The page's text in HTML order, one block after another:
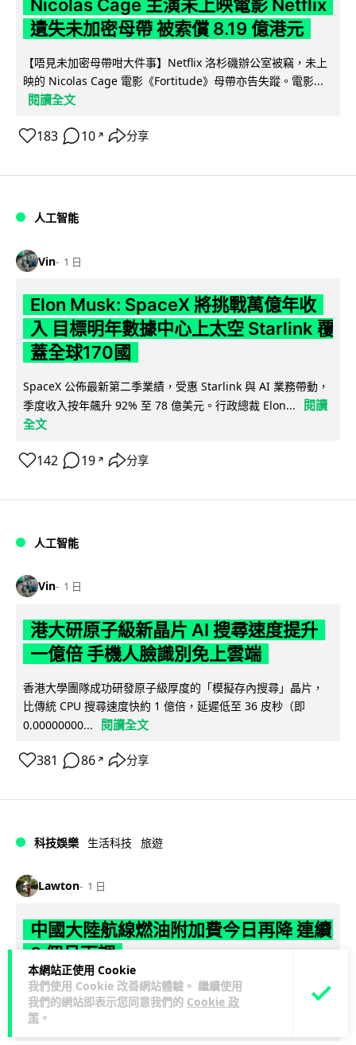
本網站正使用 Cookie
我們使用 Cookie 改善網站體驗。 繼續使用
我們的網站即表示您同意我們的 Cookie 政
策 。
Nicolas Cage 主演未上映電影 Netflix
遺失未加密母帶 被索償 8.19 億港元
【唔見未加密母帶咁大件事】Netflix 洛杉磯辦公室被竊，未上
映的 Nicolas Cage 電影《Fortitude》母帶亦告失蹤。電影...
閱讀全文
183 10 ↗ 分享
人工智能
Vin 1 日
Elon Musk: SpaceX 將挑戰萬億年收
入 目標明年數據中心上太空 Starlink 覆
蓋全球170國
SpaceX 公佈最新第二季業績，受惠 Starlink 與 AI 業務帶動，
季度收入按年飆升 92% 至 78 億美元。行政總裁 Elon...
閱讀
全文
142 19 ↗ 分享
人工智能
Vin 1 日
港大研原子級新晶片 AI 搜尋速度提升
一億倍 手機人臉識別免上雲端
香港大學團隊成功研發原子級厚度的「模擬存內搜尋」晶片，
比傳統 CPU 搜尋速度快約 1 億倍，延遲低至 36 皮秒（即
0.00000000...
閱讀全文
381 86 ↗ 分享
科技娛樂 生活科技 旅遊
Lawton 1 日
中國大陸航線燃油附加費今日再降 連續
3 個月下調
【中國大陸連續 3 個月減附加費，相反香港不斷加價】中國大
陸多家航空公司自 8 月 5 日起再度下調內陸航線燃油附加費，
為年內連續第 3 個...